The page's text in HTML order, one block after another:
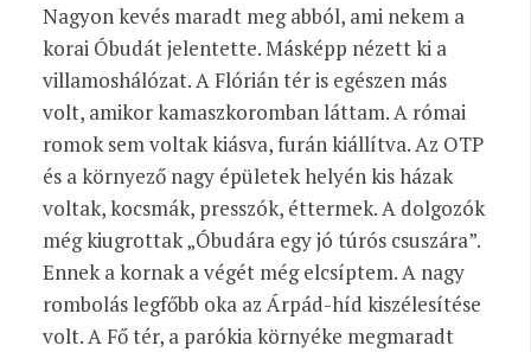
Nagyon kevés maradt meg abból, ami nekem a
korai Óbudát jelentette. Másképp nézett ki a
villamoshálózat. A Flórián tér is egészen más
volt, amikor kamaszkoromban láttam. A római
romok sem voltak kiásva, furán kiállítva. Az OTP
és a környező nagy épületek helyén kis házak
voltak, kocsmák, presszók, éttermek. A dolgozók
még kiugrottak „Óbudára egy jó túrós csuszára”.
Ennek a kornak avégét még elcsíptem. A nagy
rombolás legfőbb oka az Árpád-híd kiszélesítése
volt.A Fő tér, a parókia környéke megmaradt